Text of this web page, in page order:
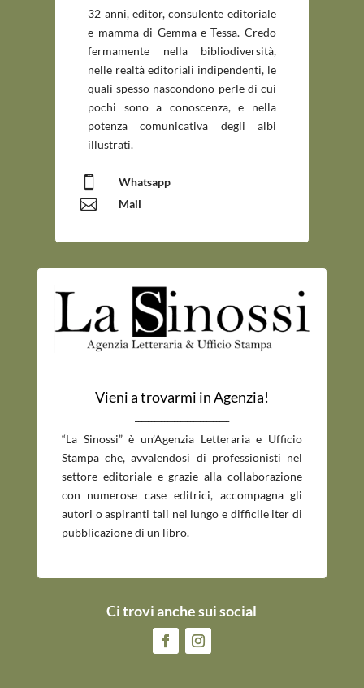
32 anni, editor, consulente editoriale
e mamma di Gemma e Tessa. Credo
fermamente nella bibliodiversità,
nelle realtà editoriali indipendenti, le
quali spesso nascondono perle di cui
pochi sono a conoscenza, e nella
potenza comunicativa degli albi
illustrati.
 Whatsapp
 Mail
Vieni a trovarmi in Agenzia!
“La Sinossi” è un’Agenzia Letteraria e Ufficio
Stampa che, avvalendosi di professionisti nel
settore editoriale e grazie alla collaborazione
con numerose case editrici, accompagna gli
autori o aspiranti tali nel lungo e difficile iter di
pubblicazione di un libro.
Ci trovi anche sui social